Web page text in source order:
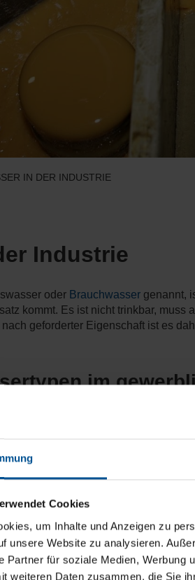
Cookies
um Inhalte und Anzeigen zu
unsere Website zu analysieren.
Partner für soziale Medien, Werbung
weiteren Daten zusammen, die Sie
IN DER INDUSTRIE
Industrie
oder Brauchwasser genannt,
kommt. Es ist nicht trinkbar,
geforderter Eigenschaft ist es
im
Industriebranchen zum Einsatz.
ist meist ölhaltig. In der
salzhaltig.
sind auch die Anforderungen
verursachen.
auch noch spezielle,